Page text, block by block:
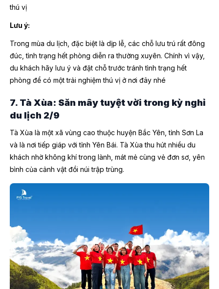
thú vị
Lưu ý:
Trong mùa du lịch, đặc biệt là dịp lễ, các chỗ lưu trú rất đông
đúc, tình trạng hết phòng diễn ra thường xuyên. Chính vì vậy,
du khách hãy lưu ý và đặt chỗ trước tránh tình trạng hết
phòng để có một trải nghiệm thú vị ở nơi đây nhé
7. Tà Xùa: Săn mây tuyệt vời trong kỳ nghỉ
du lịch 2/9
Tà Xùa là một xã vùng cao thuộc huyện Bắc Yên, tỉnh Sơn La
và là nơi tiếp giáp với tỉnh Yên Bái. Tà Xùa thu hút nhiều du
khách nhờ không khí trong lành, mát mẻ cùng vẻ đơn sơ, yên
bình của cảnh vật đồi núi trập trùng.